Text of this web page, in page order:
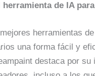
de IA
herramientas
una forma fácil y
destaca por